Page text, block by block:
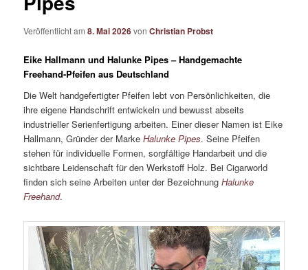
Veröffentlicht am8. Mai 2026vonChristian Probst
Eike Hallmann und Halunke Pipes – Handgemachte
Freehand-Pfeifen aus Deutschland
Die Welt handgefertigter Pfeifen lebt von Persönlichkeiten, die
ihre eigene Handschrift entwickeln und bewusst abseits
industrieller Serienfertigung arbeiten. Einer dieser Namen ist Eike
Hallmann, Gründer der MarkeHalunke Pipes. Seine Pfeifen
stehen für individuelle Formen, sorgfältige Handarbeit und die
sichtbare Leidenschaft für den Werkstoff Holz. Bei Cigarworld
finden sich seine Arbeiten unter der BezeichnungHalunke
Freehand.